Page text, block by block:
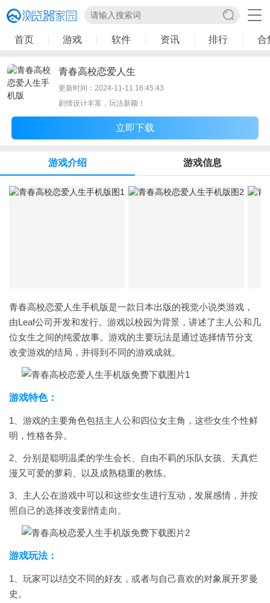
首页 游戏 软件 资讯 排行 合
青春高校恋爱人生
更新时间：2024-11-11 16:45:43
剧情设计丰富，玩法新颖！
立即下载
游戏介绍 游戏信息
青春高校恋爱人生手机版是一款日本出版的视觉小说类游戏，
由Leaf公司开发和发行。游戏以校园为背景，讲述了主人公和几
位女生之间的纯爱故事。游戏的主要玩法是通过选择情节分支
改变游戏的结局，并得到不同的游戏成就。
游戏特色：
1、游戏的主要角色包括主人公和四位女主角，这些女生个性鲜
明，性格各异。
2、分别是聪明温柔的学生会长、自由不羁的乐队女孩、天真烂
漫又可爱的萝莉、以及成熟稳重的教练。
3、主人公在游戏中可以和这些女生进行互动，发展感情，并按
照自己的选择改变剧情走向。
游戏玩法：
1、玩家可以结交不同的好友，或者与自己喜欢的对象展开罗曼
史。